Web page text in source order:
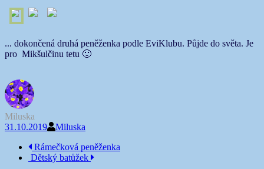
... dokončená druhá peněženka podle EviKlubu. Půjde do světa. Je
pro Mikšulčinu tetu 🙂
Miluska
31.10.2019
Miluska
Navigace
příspěvku
Rámečková peněženka
Dětský batůžek